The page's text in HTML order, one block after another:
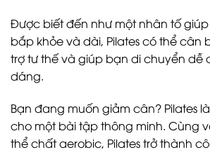
Được biết đến như một nhân tố
bắp khỏe và dài, Pilates có thể cân
trợ tư thế và giúp bạn di chuyển dễ
dáng.
Bạn đang muốn giảm cân? Pilates
cho một bài tập thông minh. Cùng
thể chất aerobic, Pilates trở thành